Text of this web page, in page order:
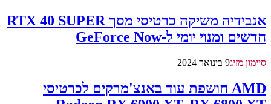
אנבידיה משיקה כרטיסי מסך RTX 40 SUPER
חדשים ומנוי יומי ל-GeForce Now
סיימון מזיג9 בינואר 2024
AMD חושפת עוד באנצ'מרקים לכרטיסי